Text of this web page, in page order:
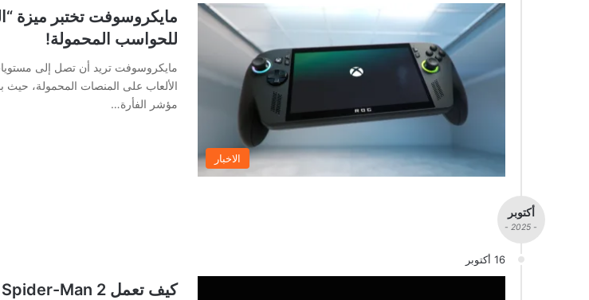
الاخبار
مايكروسوفت تختبر ميزة
للحواسب المحمولة!
مايكروسوفت تريد أن تصل إلى
الألعاب على المنصات المحمولة، حيث
مؤشر الفأرة…
أكتوبر
- 2025 -
16 أكتوبر